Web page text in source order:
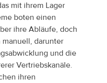
mit ihrem Lager
boten einen
ihre Abläufe, doch
darunter
und die
Vertriebskanäle.
ihren